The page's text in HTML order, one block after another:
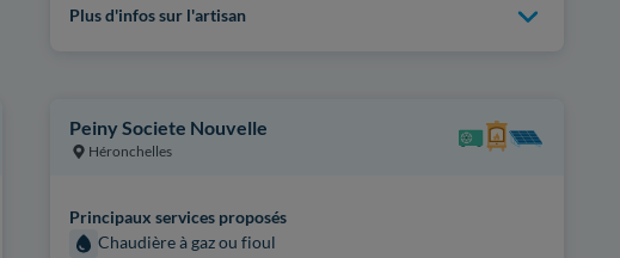
Plus d'infos sur l'artisan
Peiny Societe Nouvelle
Héronchelles
Principaux services proposés
Chaudière à gaz ou fioul